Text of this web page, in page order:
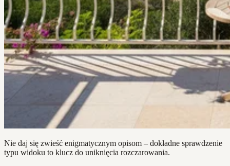
Nie daj się zwieść enigmatycznym opisom – dokładne sprawdzenie
typu widoku to klucz do uniknięcia rozczarowania.